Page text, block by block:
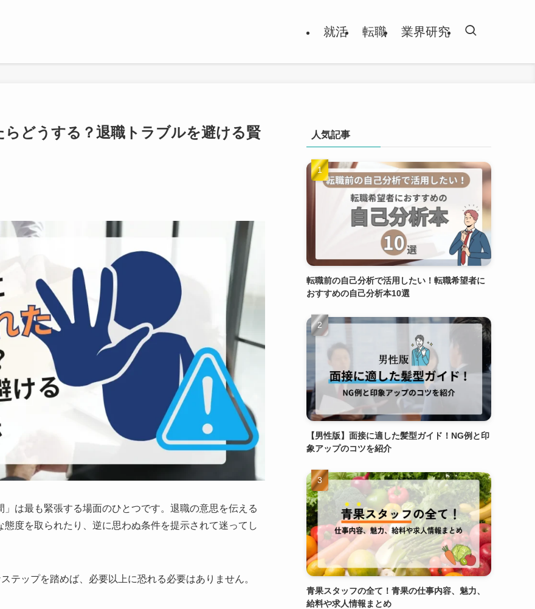
就活 転職 業界研究
どうする？退職トラブルを避ける賢
は最も緊張する場面のひとつです。退職の意思を伝える
度を取られたり、逆に思わぬ条件を提示されて迷ってし
テップを踏めば、必要以上に恐れる必要はありません。
人気記事
転職前の自己分析で活用したい！転職希望者に
おすすめの自己分析本10選
【男性版】面接に適した髪型ガイド！NG例と印
象アップのコツを紹介
青果スタッフの全て！青果の仕事内容、魅力、
給料や求人情報まとめ